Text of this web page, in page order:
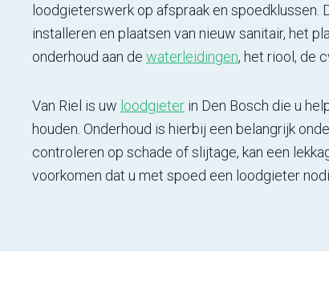
loodgieterswerk op afspraak en spoedklussen.
installeren en plaatsen van nieuw sanitair, het
onderhoud aan de waterleidingen, het riool, de
Van Riel is uw loodgieter in Den Bosch die u
houden. Onderhoud is hierbij een belangrijk
controleren op schade of slijtage, kan een
voorkomen dat u met spoed een loodgieter